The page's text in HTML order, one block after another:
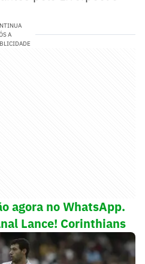
A
agora no WhatsApp.
Lance! Corinthians